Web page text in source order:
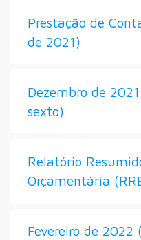
Prestação de
de 2021)
Dezembro de
sexto)
Relatório
Orçamentária
Fevereiro de